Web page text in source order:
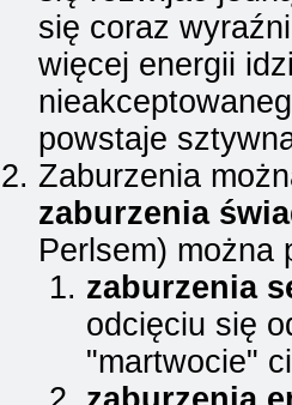
się coraz
więcej energii
powstaje
Zaburzenia
zaburzenia
Perlsem) można
zaburzenia
odcięciu się
"martwocie"